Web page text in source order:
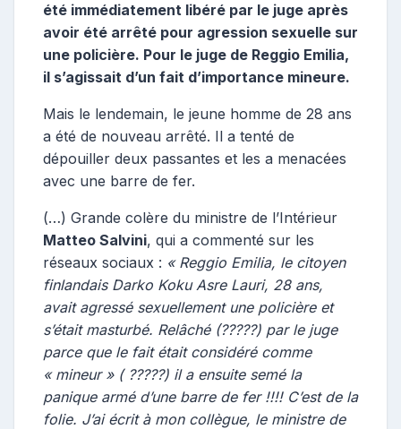
t
r
c
été immédiatement libéré par le juge après
avoir été arrêté pour agression sexuelle sur
une policière. Pour le juge de Reggio Emilia,
il s’agissait d’un fait d’importance mineure.
Mais le lendemain, le jeune homme de 28 ans
a été de nouveau arrêté. Il a tenté de
dépouiller deux passantes et les a menacées
avec une barre de fer.
(…) Grande colère du ministre de l’Intérieur
Matteo Salvini, qui a commenté sur les
réseaux sociaux : « Reggio Emilia, le citoyen
finlandais Darko Koku Asre Lauri, 28 ans,
avait agressé sexuellement une policière et
s’était masturbé. Relâché (?????) par le juge
parce que le fait était considéré comme
« mineur » ( ?????) il a ensuite semé la
panique armé d’une barre de fer !!!! C’est de la
folie. J’ai écrit à mon collègue, le ministre de